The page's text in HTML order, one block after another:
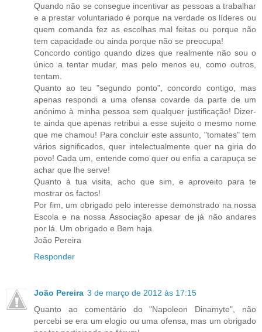
Quando não se consegue incentivar as pessoas a trabalhar
e a prestar voluntariado é porque na verdade os líderes ou
quem comanda fez as escolhas mal feitas ou porque não
tem capacidade ou ainda porque não se preocupa!
Concordo contigo quando dizes que realmente não sou o
único a tentar mudar, mas pelo menos eu, como outros,
tentam.
Quanto ao teu "segundo ponto", concordo contigo, mas
apenas respondi a uma ofensa covarde da parte de um
anónimo à minha pessoa sem qualquer justificação! Dizer-
te ainda que apenas retribui a esse sujeito o mesmo nome
que me chamou! Para concluir este assunto, "tomates" tem
vários significados, quer intelectualmente quer na giria do
povo! Cada um, entende como quer ou enfia a carapuça se
achar que lhe serve!
Quanto à tua visita, acho que sim, e aproveito para te
mostrar os factos!
Por fim, um obrigado pelo interesse demonstrado na nossa
Escola e na nossa Associação apesar de já não andares
por lá. Um obrigado e Bem haja.
João Pereira
Responder
João Pereira 3 de março de 2012 às 17:15
Quanto ao comentário do "Napoleon Dinamyte", não
percebi se era um elogio ou uma ofensa, mas um obrigado